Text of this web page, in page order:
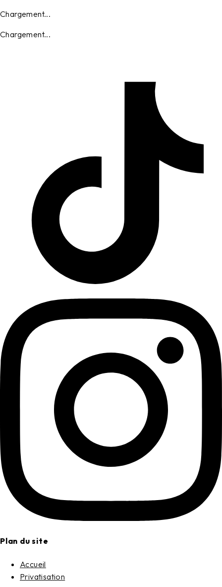
Chargement...
Chargement...
Plan du site
Accueil
Privatisation